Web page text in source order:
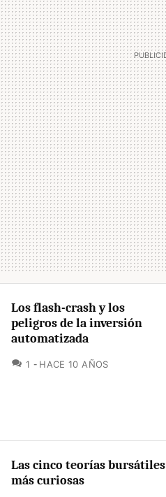
Los flash-crash y los
peligros de la inversión
automatizada
1 COMENTARIOS
HACE 10 AÑOS
Las cinco teorías bursátiles
más curiosas